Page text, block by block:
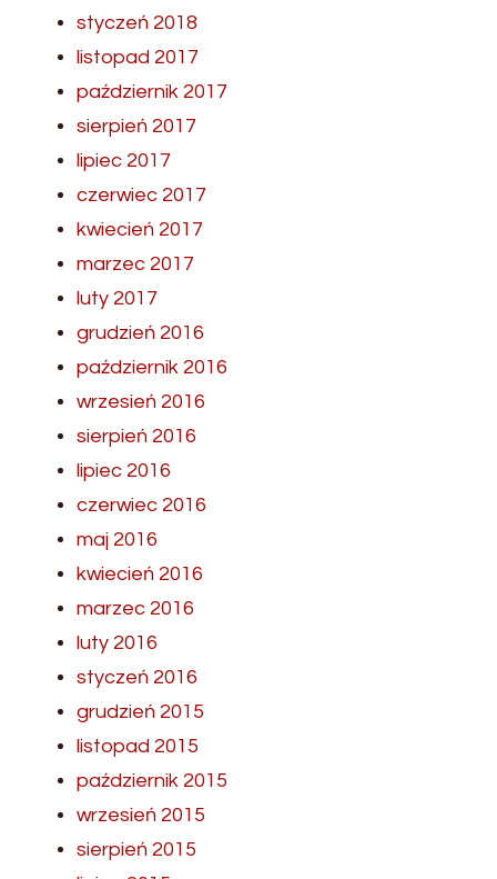
styczeń 2018
listopad 2017
październik 2017
sierpień 2017
lipiec 2017
czerwiec 2017
kwiecień 2017
marzec 2017
luty 2017
grudzień 2016
październik 2016
wrzesień 2016
sierpień 2016
lipiec 2016
czerwiec 2016
maj 2016
kwiecień 2016
marzec 2016
luty 2016
styczeń 2016
grudzień 2015
listopad 2015
październik 2015
wrzesień 2015
sierpień 2015